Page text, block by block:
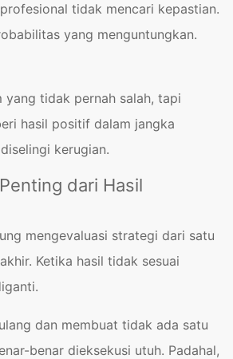
tidak mencari kepastian.
yang menguntungkan.
yang tidak pernah salah, tapi
hasil positif dalam jangka
kerugian.
dari Hasil
mengevaluasi strategi dari satu
Ketika hasil tidak sesuai
dan membuat tidak ada satu
benar dieksekusi utuh. Padahal,